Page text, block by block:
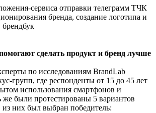
сделать продукт и бренд лучше
по исследованиям BrandLab
групп, где респонденты от 15 до 45 лет
использования смартфонов и
были протестированы 5 вариантов
них был выбран победитель: